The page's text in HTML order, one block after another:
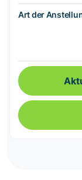
Art der